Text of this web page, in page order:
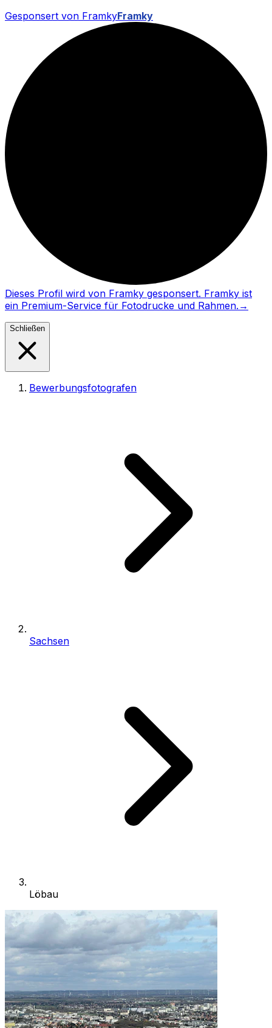
Gesponsert von FramkyFramky
Dieses Profil wird von Framky gesponsert. Framky ist
ein Premium-Service für Fotodrucke und Rahmen. →
Schließen
Bewerbungsfotografen
Sachsen
Löbau